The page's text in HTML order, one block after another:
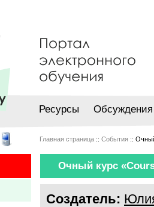
Ресурсы Обсуждения
Главная страница :: События ::
Очный курс
Создатель: